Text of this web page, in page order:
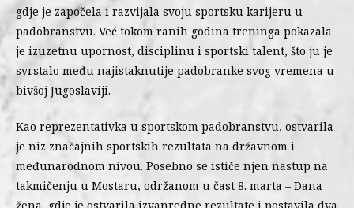
gdje je započela i razvijala svoju sportsku karijeru u
padobranstvu. Već tokom ranih godina treninga pokazala
je izuzetnu upornost, disciplinu i sportski talent, što ju je
svrstalo među najistaknutije padobranke svog vremena u
bivšoj Jugoslaviji.
Kao reprezentativka u sportskom padobranstvu, ostvarila
je niz značajnih sportskih rezultata na državnom i
međunarodnom nivou. Posebno se ističe njen nastup na
takmičenju u Mostaru, održanom u čast 8. marta – Dana